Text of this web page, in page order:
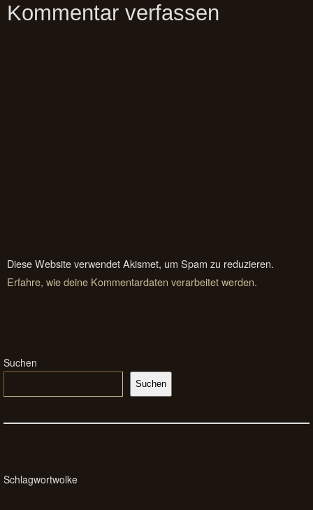
Kommentar verfassen
Diese Website verwendet Akismet, um Spam zu reduzieren.
Erfahre, wie deine Kommentardaten verarbeitet werden.
Suchen
Suchen
Schlagwortwolke